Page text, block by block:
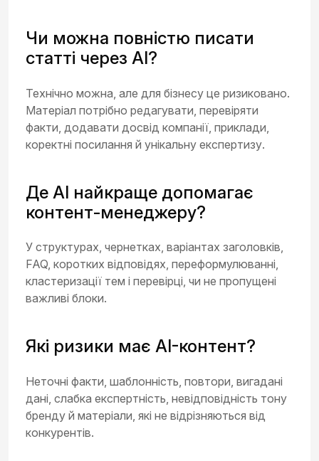
Чи можна повністю писати
статті через AI?
Технічно можна, але для бізнесу це ризиковано.
Матеріал потрібно редагувати, перевіряти
факти, додавати досвід компанії, приклади,
коректні посилання й унікальну експертизу.
Де AI найкраще допомагає
контент-менеджеру?
У структурах, чернетках, варіантах заголовків,
FAQ, коротких відповідях, переформулюванні,
кластеризації тем і перевірці, чи не пропущені
важливі блоки.
Які ризики має AI-контент?
Неточні факти, шаблонність, повтори, вигадані
дані, слабка експертність, невідповідність тону
бренду й матеріали, які не відрізняються від
конкурентів.